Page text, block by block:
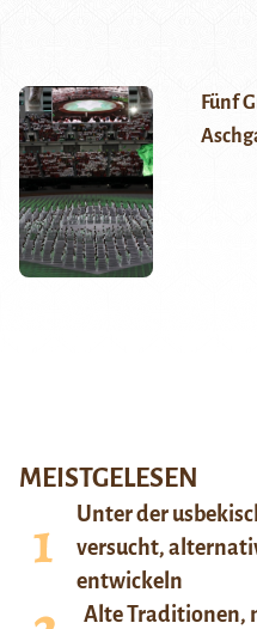
Fünf
MEISTGELESEN
Unter der
versucht,
entwickeln
Alte Traditionen,